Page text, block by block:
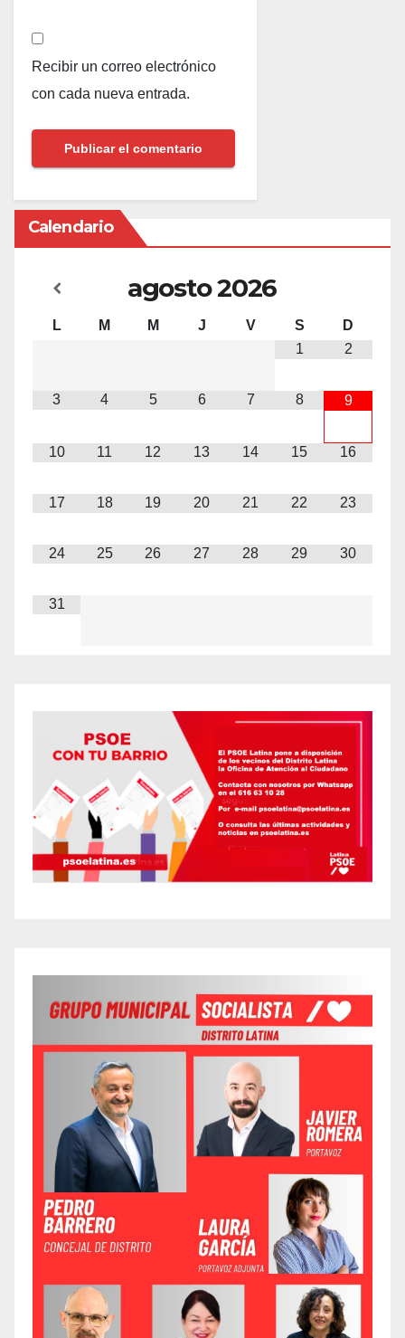
Recibir un correo electrónico
con cada nueva entrada.
Calendario
agosto2026
L M M J V S
D
1
2
3 4 5 6 7 8 9
10 11 12 13 14 15 16
17 18 19 20 21 22 23
24 25 26 27 28 29 30
31